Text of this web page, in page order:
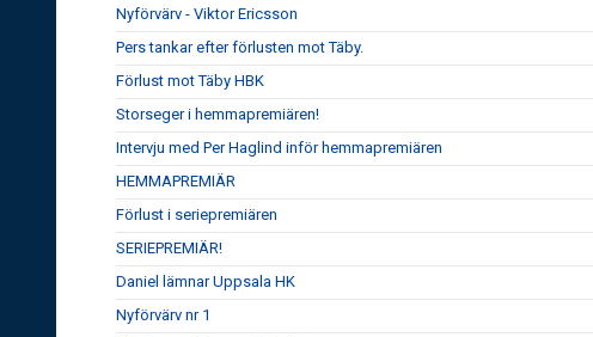
Nyförvärv - Viktor Ericsson
Pers tankar efter förlusten mot Täby.
Förlust mot Täby HBK
Storseger i hemmapremiären!
Intervju med Per Haglind inför hemmapremiären
HEMMAPREMIÄR
Förlust i seriepremiären
SERIEPREMIÄR!
Daniel lämnar Uppsala HK
Nyförvärv nr 1